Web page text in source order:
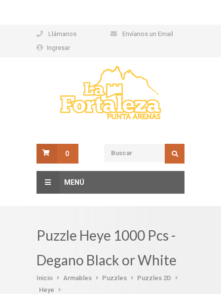
Llámanos
Envíanos un Email
Ingresar
0
MENÚ
Puzzle Heye 1000 Pcs -
Degano Black or White
Inicio Armables Puzzles
Puzzles 2D
Heye